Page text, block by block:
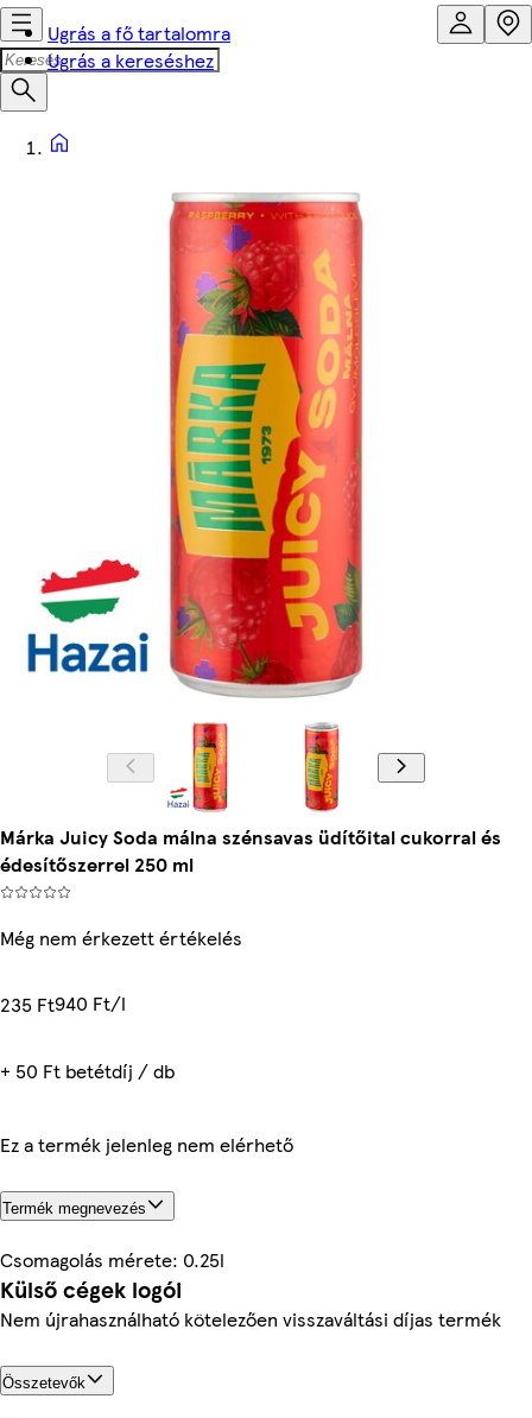
Ugrás a fő tartalomra
Ugrás a kereséshez
Márka Juicy Soda málna szénsavas üdítőital cukorral és
édesítőszerrel 250 ml
Még nem érkezett értékelés
235 Ft940 Ft/l
+ 50 Ft betétdíj / db
Ez a termék jelenleg nem elérhető
Termék megnevezés
Csomagolás mérete: 0.25l
Külső cégek logói
Nem újrahasználható kötelezően visszaváltási díjas termék
Összetevők